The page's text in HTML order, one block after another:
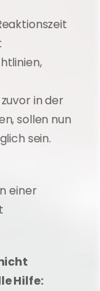
in der
sollen nun
sein.
einer
hinterher? Nutzen Sie professionelle Hilfe: